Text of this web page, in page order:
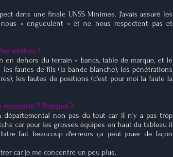
dans une finale UNSS Minimes. J'avais assuré les
« engueulent » et ne nous respectent pas et
arbitres ?
en dehors du terrain « bancs, table de marque, et le
fautes de fils (la bande blanche), les pénétrations
les fautes de positions (c'est pour moi la faute la
rencontre ? Pourquoi ?
départemental non pas du tout car il n'y a pas trop
car pour les grosses équipes en haut du tableau il
fait beaucoup d'erreurs ça peut jouer de façon
car je me concentre un peu plus.